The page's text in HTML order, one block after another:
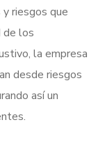
riesgos que
de los
la empresa
desde riesgos
así un